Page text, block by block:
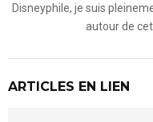
Disneyphile, je suis
autour de
ARTICLES EN LIEN